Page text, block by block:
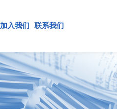
加入我们 联系我们